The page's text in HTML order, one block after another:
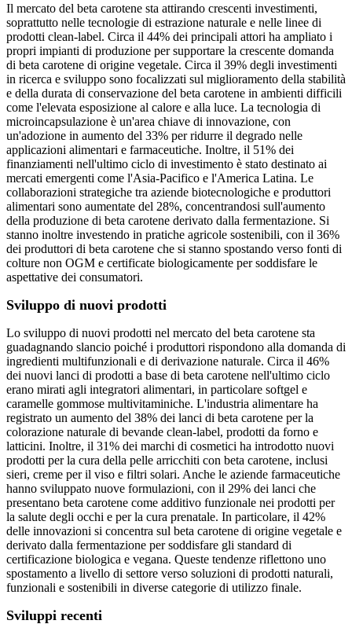
Il mercato del beta carotene sta attirando crescenti investimenti,
soprattutto nelle tecnologie di estrazione naturale e nelle linee di
prodotti clean-label. Circa il 44% dei principali attori ha ampliato i
propri impianti di produzione per supportare la crescente domanda
di beta carotene di origine vegetale. Circa il 39% degli investimenti
in ricerca e sviluppo sono focalizzati sul miglioramento della stabilità
e della durata di conservazione del beta carotene in ambienti difficili
come l'elevata esposizione al calore e alla luce. La tecnologia di
microincapsulazione è un'area chiave di innovazione, con
un'adozione in aumento del 33% per ridurre il degrado nelle
applicazioni alimentari e farmaceutiche. Inoltre, il 51% dei
finanziamenti nell'ultimo ciclo di investimento è stato destinato ai
mercati emergenti come l'Asia-Pacifico e l'America Latina. Le
collaborazioni strategiche tra aziende biotecnologiche e produttori
alimentari sono aumentate del 28%, concentrandosi sull'aumento
della produzione di beta carotene derivato dalla fermentazione. Si
stanno inoltre investendo in pratiche agricole sostenibili, con il 36%
dei produttori di beta carotene che si stanno spostando verso fonti di
colture non OGM e certificate biologicamente per soddisfare le
aspettative dei consumatori.
Sviluppo di nuovi prodotti
Lo sviluppo di nuovi prodotti nel mercato del beta carotene sta
guadagnando slancio poiché i produttori rispondono alla domanda di
ingredienti multifunzionali e di derivazione naturale. Circa il 46%
dei nuovi lanci di prodotti a base di beta carotene nell'ultimo ciclo
erano mirati agli integratori alimentari, in particolare softgel e
caramelle gommose multivitaminiche. L'industria alimentare ha
registrato un aumento del 38% dei lanci di beta carotene per la
colorazione naturale di bevande clean-label, prodotti da forno e
latticini. Inoltre, il 31% dei marchi di cosmetici ha introdotto nuovi
prodotti per la cura della pelle arricchiti con beta carotene, inclusi
sieri, creme per il viso e filtri solari. Anche le aziende farmaceutiche
hanno sviluppato nuove formulazioni, con il 29% dei lanci che
presentano beta carotene come additivo funzionale nei prodotti per
la salute degli occhi e per la cura prenatale. In particolare, il 42%
delle innovazioni si concentra sul beta carotene di origine vegetale e
derivato dalla fermentazione per soddisfare gli standard di
certificazione biologica e vegana. Queste tendenze riflettono uno
spostamento a livello di settore verso soluzioni di prodotti naturali,
funzionali e sostenibili in diverse categorie di utilizzo finale.
Sviluppi recenti